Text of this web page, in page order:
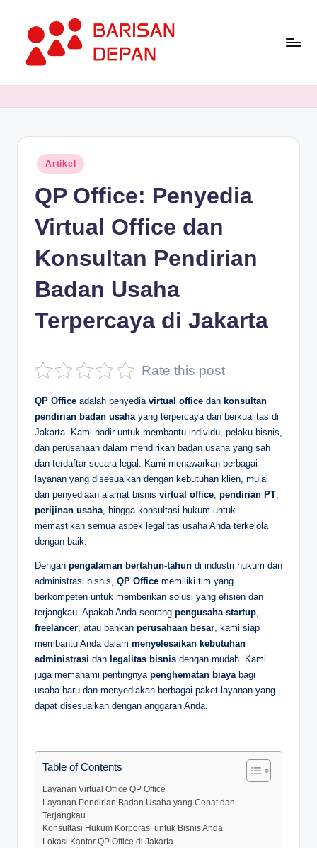
content
B
Terupdate
Posted
in
Artikel
QP Office: Penyedia
Virtual Office dan
Konsultan Pendirian
Badan Usaha
Terpercaya di Jakarta
Rate this post
QP Office adalah penyedia virtual office dan konsultan
pendirian badan usaha yang terpercaya dan berkualitas di
Jakarta. Kami hadir untuk membantu individu, pelaku bisnis,
dan perusahaan dalam mendirikan badan usaha yang sah
dan terdaftar secara legal. Kami menawarkan berbagai
layanan yang disesuaikan dengan kebutuhan klien, mulai
dari penyediaan alamat bisnis virtual office pendirian PT
perijinan usaha , hingga konsultasi hukum untuk
memastikan semua aspek legalitas usaha Anda terkelola
dengan baik.
Dengan pengalaman bertahun-tahun di industri hukum dan
administrasi bisnis, QP Office memiliki tim yang
berkompeten untuk memberikan solusi yang efisien dan
terjangkau. Apakah Anda seorang pengusaha startup
freelancer , atau bahkan perusahaan besar , kami siap
membantu Anda dalam menyelesaikan kebutuhan
administrasi dan legalitas bisnis dengan mudah. Kami
juga memahami pentingnya penghematan biaya bagi
usaha baru dan menyediakan berbagai paket layanan yang
dapat disesuaikan dengan anggaran Anda.
Table of Contents
Layanan Virtual Office QP Office
Layanan Pendirian Badan Usaha yang Cepat dan
Terjangkau
Konsultasi Hukum Korporasi untuk Bisnis Anda
Lokasi Kantor QP Office di Jakarta